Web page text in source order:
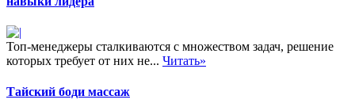
Топ-менеджеры сталкиваются с множеством задач, решение
которых требует от них не... Читать»
Тайский боди массаж